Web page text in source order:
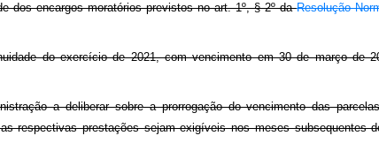
dos encargos moratórios previstos no art. 1º, § 2º daResolução
do exercício de 2021, com vencimento em 30 de março de
a deliberar sobre a prorrogação do vencimento das
respectivas prestações sejam exigíveis nos meses subsequentes